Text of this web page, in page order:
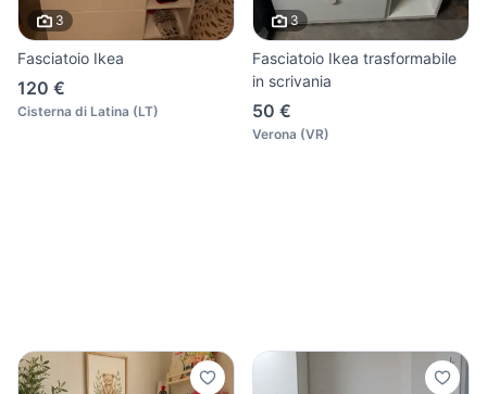
3
Fasciatoio Ikea
120 €
Cisterna di Latina (LT)
3
Fasciatoio Ikea trasformabile
in scrivania
50 €
Verona (VR)